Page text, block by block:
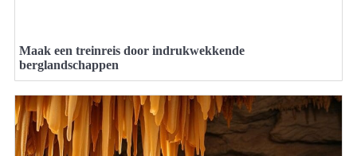
Maak een treinreis door indrukwekkende
berglandschappen